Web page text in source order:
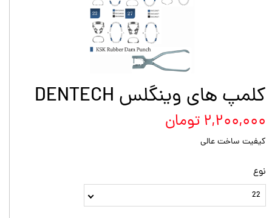
کلمپ های وینگلس DENTECH
۲,۲۰۰,۰۰۰ تومان
کیفیت ساخت عالی
نوع
22